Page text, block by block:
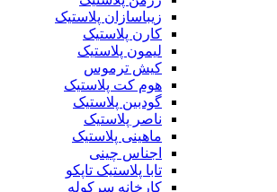
زیباسازان پلاستیک
کارن پلاستیک
لیمون پلاستیک
کیش ترموس
هوم کت پلاستیک
گودبین پلاستیک
ناصر پلاستیک
ماهینی پلاستیک
اجناس چینی
تابا پلاستیک تاپکو
کارخانه سرکوله